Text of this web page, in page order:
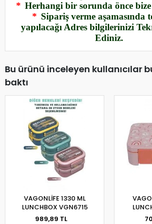
* Herhangi bir sorunda önce
* Sipariş verme aşamasında
yapılacağı Adres bilgilerinizi
Ediniz.
Bu ürünü inceleyen kullanıcılar
baktı
VAGONLİFE 1330 ML
LUNCHBOX VGN6715
989,89 TL